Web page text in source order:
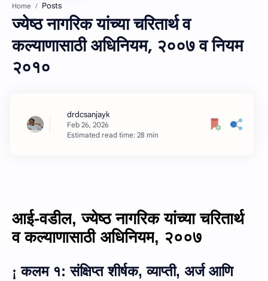
Home Posts
ज्येष्ठ नागरिक यांच्या चरितार्थ व
कल्याणासाठी अधिनियम, २००७ व नियम
२०१०
Estimated read time: 28 min
आई-वडील,ज्येष्ठ नागरिक यांच्या चरितार्थ
व कल्याणासाठी अधिनियम, २००७
¡ कलम १: संक्षिप्त शीर्षक,व्याप्ती, अर्ज आणि